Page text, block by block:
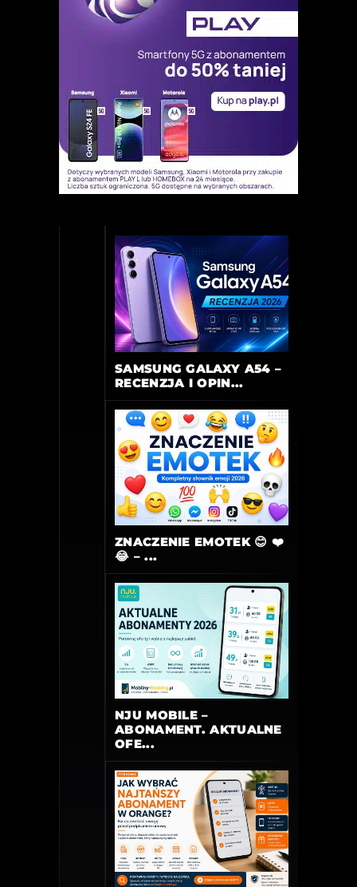
SAMSUNG GALAXY A54 –
RECENZJA I OPIN...
ZNACZENIE EMOTEK 😊 ❤️
😂 – ...
NJU MOBILE –
ABONAMENT. AKTUALNE
OFE...